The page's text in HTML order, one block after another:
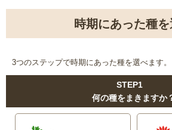
時期にあった種
3つのステップで時期にあった種を選べます。
STEP1
何の種をまきますか